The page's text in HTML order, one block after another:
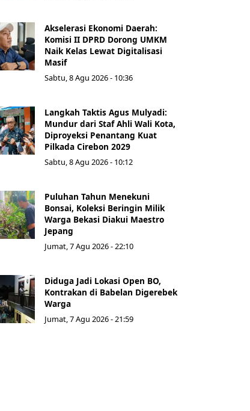
Akselerasi Ekonomi Daerah:
Komisi II DPRD Dorong UMKM
Naik Kelas Lewat Digitalisasi
Masif
Sabtu, 8 Agu 2026 - 10:36
Langkah Taktis Agus Mulyadi:
Mundur dari Staf Ahli Wali Kota,
Diproyeksi Penantang Kuat
Pilkada Cirebon 2029
Sabtu, 8 Agu 2026 - 10:12
Puluhan Tahun Menekuni
Bonsai, Koleksi Beringin Milik
Warga Bekasi Diakui Maestro
Jepang
Jumat, 7 Agu 2026 - 22:10
Diduga Jadi Lokasi Open BO,
Kontrakan di Babelan Digerebek
Warga
Jumat, 7 Agu 2026 - 21:59